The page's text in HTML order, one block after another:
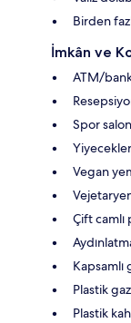
Birden
İmkân ve
ATM/
Spor
Vegan
Çift
Kapsamlı
Plastik
Plastik